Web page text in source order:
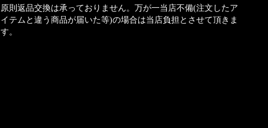
原則返品交換は承っておりません。万が一当店不備(注文したア
イテムと違う商品が届いた等)の場合は当店負担とさせて頂きま
す。